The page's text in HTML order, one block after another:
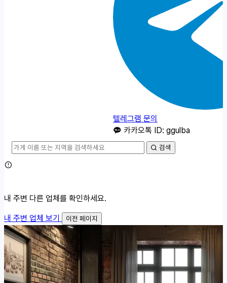
텔레그램 문의
카카오톡 ID: ggulba
검색
내 주변 다른 업체를 확인하세요.
내 주변 업체 보기
이전 페이지